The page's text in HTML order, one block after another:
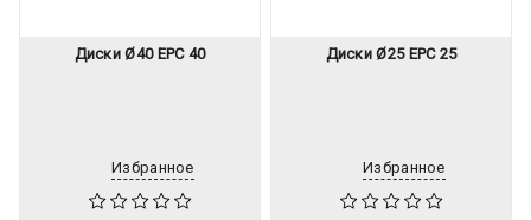
Диски Ø40 EPC 40
Избранное
Диски Ø25 EPC 25
Избранное